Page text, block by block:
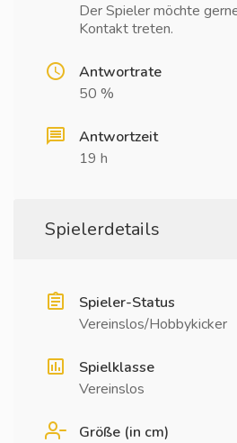
Der Spieler möchte
Kontakt treten.
Antwortrate
50 %
Antwortzeit
19 h
Spielerdetails
Spieler-Status
Vereinslos/Hobbykicker
Spielklasse
Vereinslos
Größe (in cm)